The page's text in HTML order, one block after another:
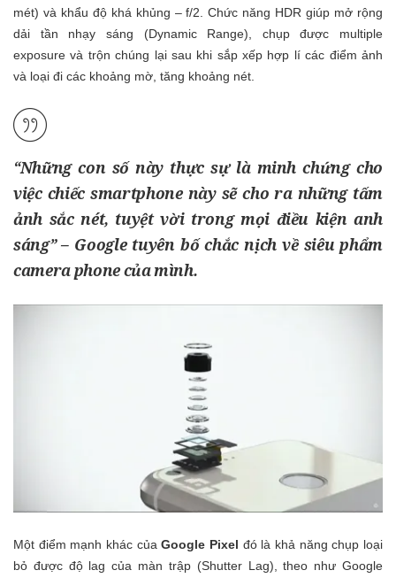
mét) và khẩu độ khá khủng – f/2. Chức năng HDR giúp mở rộng
dải tần nhạy sáng (Dynamic Range), chụp được multiple
exposure và trộn chúng lại sau khi sắp xếp hợp lí các điểm ảnh
và loại đi các khoảng mờ, tăng khoảng nét.
“Những con số này thực sự là minh chứng cho
việc chiếc smartphone này sẽ cho ra những tấm
ảnh sắc nét, tuyệt vời trong mọi điều kiện anh
sáng” – Google tuyên bố chắc nịch về siêu phẩm
camera phone của mình.
Một điểm mạnh khác củaGoogle Pixel đó là khả năng chụp loại
bỏ được độ lag của màn trập (Shutter Lag), theo như Google